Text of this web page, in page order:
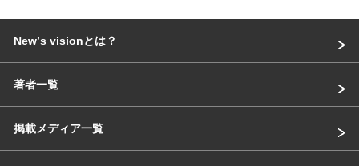
Newʼs visionとは？
著者一覧
掲載メディア一覧